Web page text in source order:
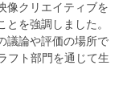
像クリエイティブを
を強調しました。
議論や評価の場所で
フト部門を通じて生